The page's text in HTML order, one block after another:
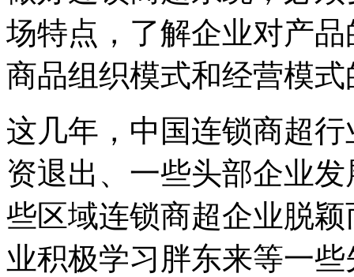
场特点，了解企业对产
商品组织模式和经营模
这几年，中国连锁商超
资退出、一些头部企业
些区域连锁商超企业脱
业积极学习胖东来等一